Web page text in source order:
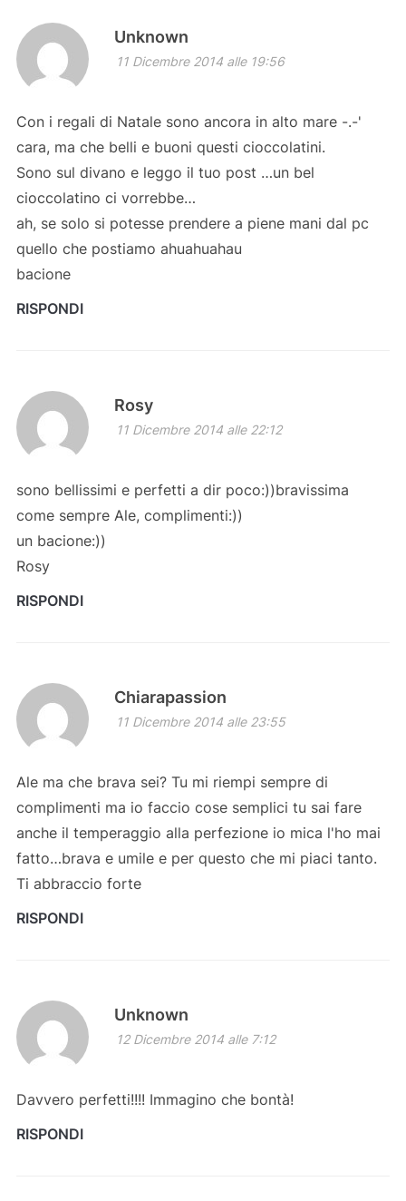
Unknown
11 Dicembre 2014 alle 19:56
Con i regali di Natale sono ancora in alto mare -.-'
cara, ma che belli e buoni questi cioccolatini.
Sono sul divano e leggo il tuo post …un bel
cioccolatino ci vorrebbe…
ah, se solo si potesse prendere a piene mani dal pc
quello che postiamo ahuahuahau
bacione
RISPONDI
Rosy
11 Dicembre 2014 alle 22:12
sono bellissimi e perfetti a dir poco:))bravissima
come sempre Ale, complimenti:))
un bacione:))
Rosy
RISPONDI
Chiarapassion
11 Dicembre 2014 alle 23:55
Ale ma che brava sei? Tu mi riempi sempre di
complimenti ma io faccio cose semplici tu sai fare
anche il temperaggio alla perfezione io mica l'ho mai
fatto…brava e umile e per questo che mi piaci tanto.
Ti abbraccio forte
RISPONDI
Unknown
12 Dicembre 2014 alle 7:12
Davvero perfetti!!!! Immagino che bontà!
RISPONDI